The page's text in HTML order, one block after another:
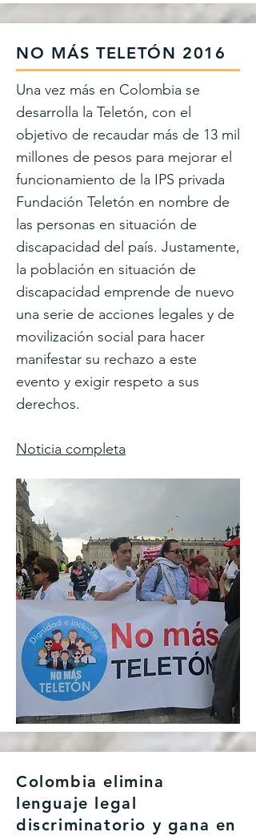
NO MÁS TELETÓN 2016
Una vez más en Colombia se
desarrolla la Teletón, con el
objetivo de recaudar más de 13 mil
millones de pesos para mejorar el
funcionamiento de la IPS privada
Fundación Teletón en nombre de
las personas en situación de
discapacidad del país. Justamente,
la población en situación de
discapacidad emprende de nuevo
una serie de acciones legales y de
movilización social para hacer
manifestar su rechazo a este
evento y exigir respeto a sus
derechos.
Noticia completa
Colombia elimina
lenguaje legal
discriminatorio y gana en